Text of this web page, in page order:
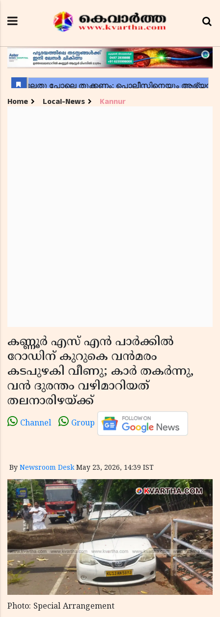
Home Local-News Kannur
കണ്ണൂർ എസ് എൻ പാർക്കിൽ
റോഡിന് കുറുകെ വൻമരം
കടപുഴകി വീണു; കാർ തകർന്നു,
വൻ ദുരന്തം വഴിമാറിയത്
തലനാരിഴയ്ക്ക്
Channel Group
By Newsroom Desk May 23, 2026, 14:39 IST
Photo: Special Arrangement